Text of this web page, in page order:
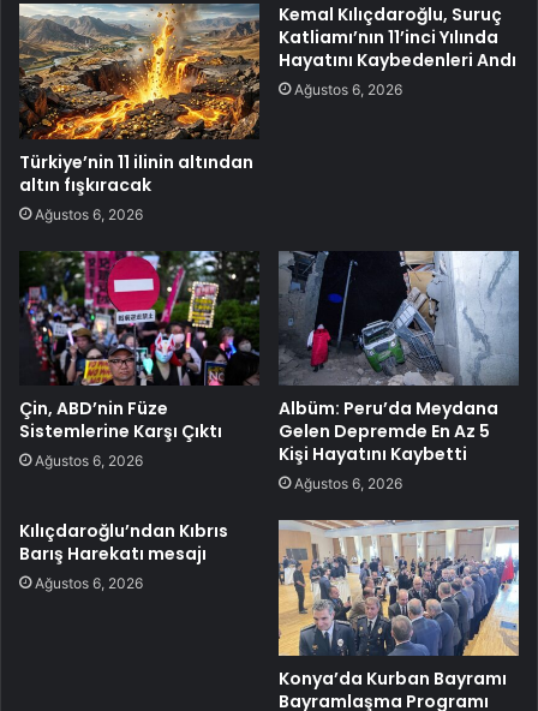
Türkiye’nin 11 ilinin altından
altın fışkıracak
Ağustos 6, 2026
Kemal Kılıçdaroğlu, Suruç
Katliamı’nın 11’inci Yılında
Hayatını Kaybedenleri Andı
Ağustos 6, 2026
Çin, ABD’nin Füze
Sistemlerine Karşı Çıktı
Ağustos 6, 2026
Albüm: Peru’da Meydana
Gelen Depremde En Az 5
Kişi Hayatını Kaybetti
Ağustos 6, 2026
Kılıçdaroğlu’ndan Kıbrıs
Barış Harekatı mesajı
Ağustos 6, 2026
Konya’da Kurban Bayramı
Bayramlaşma Programı